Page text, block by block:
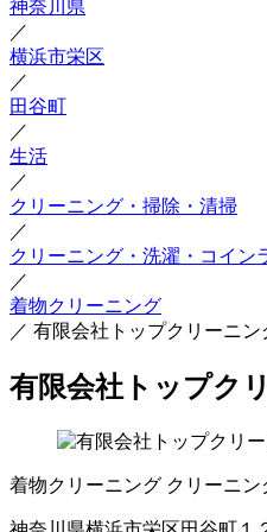
神奈川県
／
横浜市栄区
／
田谷町
／
生活
／
クリーニング・掃除・清掃
／
クリーニング・洗濯・コイン
／
着物クリーニング
／ 有限会社トップクリーニン
有限会社トップク
着物クリーニング クリーニン